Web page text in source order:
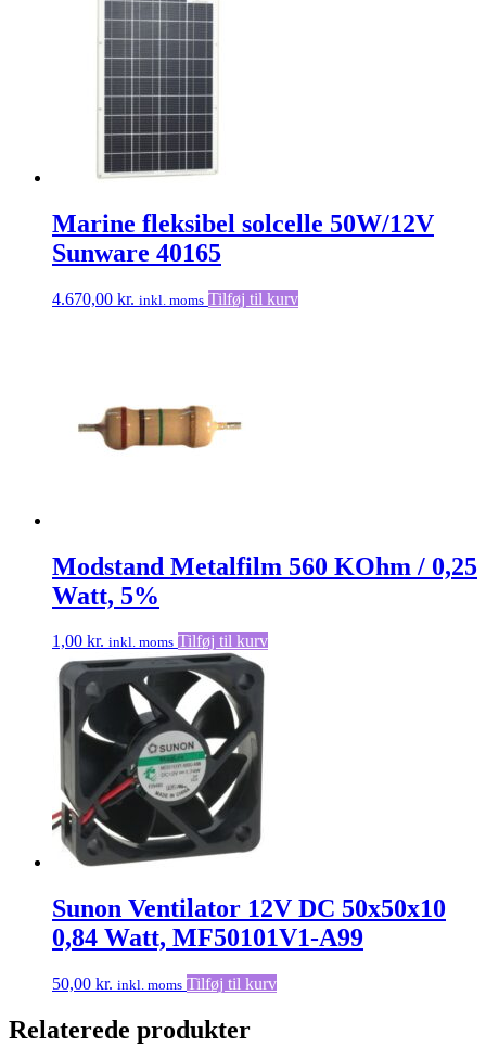
Marine fleksibel solcelle 50W/12V
Sunware 40165
4.670,00 kr. inkl. moms Tilføj til kurv
Modstand Metalfilm 560 KOhm / 0,25
Watt, 5%
1,00 kr. inkl. moms Tilføj til kurv
Sunon Ventilator 12V DC 50x50x10
0,84 Watt, MF50101V1-A99
50,00 kr. inkl. moms Tilføj til kurv
Relaterede produkter